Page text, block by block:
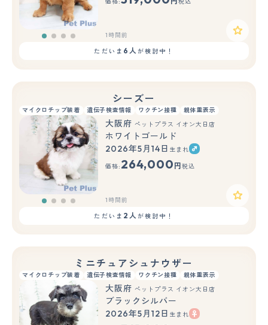
1時間前
ただいま 6人が検討中！
シーズー
マイクロチップ装着 遺伝子検査情報 ワクチン接種 親体重表示
大阪府 ペットプラス イオン大日店
ホワイトゴールド
2026年5月14日 生まれ
価格: 264,000 円 税込
1時間前
ただいま 2人が検討中！
ミニチュアシュナウザー
マイクロチップ装着 遺伝子検査情報 ワクチン接種 親体重表示
大阪府 ペットプラス イオン大日店
ブラックシルバー
2026年5月12日 生まれ